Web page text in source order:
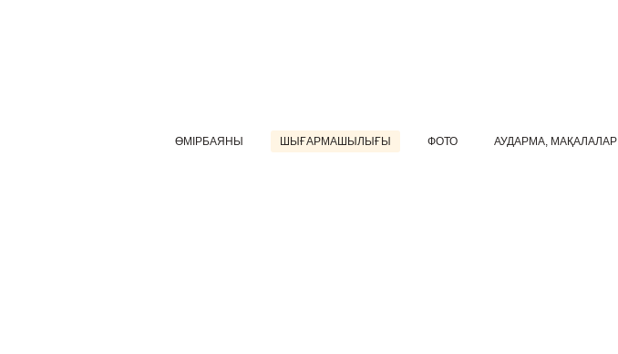
ӨМІРБАЯНЫ ШЫҒАРМАШЫЛЫҒЫ ФОТО АУДАРМА, МАҚАЛАЛАР